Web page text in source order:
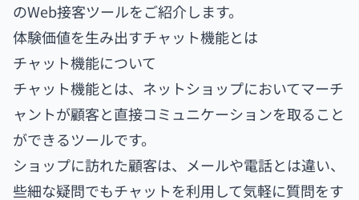
のWeb接客ツールをご紹介します。
体験価値を生み出すチャット機能とは
チャット機能について
チャット機能とは、ネットショップにおいてマーチ
ャントが顧客と直接コミュニケーションを取ること
ができるツールです。
ショップに訪れた顧客は、メールや電話とは違い、
些細な疑問でもチャットを利用して気軽に質問をす